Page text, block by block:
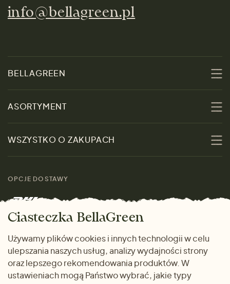
info@bellagreen.pl
BELLAGREEN
Zrównoważoność
Skontaktuj się z nami
Marki
ASORTYMENT
Kobiety
Mężczyźni
Prezenty
WSZYSTKO O ZAKUPACH
rozmiarach
Zwrot towaru
Dlaczego warto kupować
u nas
OPCJE DOSTAWY
METODY PŁATNOŚCI
Ciasteczka BellaGreen
Używamy plików cookies i innych technologii w celu
ulepszania naszych usług, analizy wydajności strony
oraz lepszego rekomendowania produktów. W
ustawieniach mogą Państwo wybrać, jakie typy